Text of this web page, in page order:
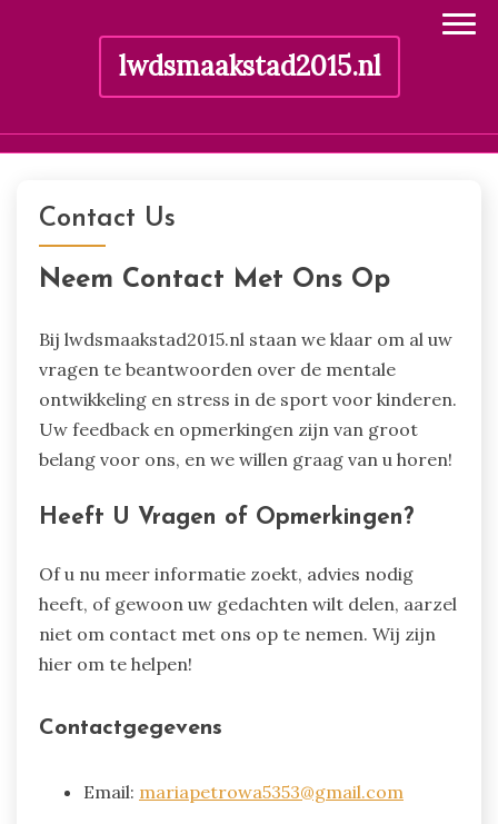
lwdsmaakstad2015.nl
contentContact Us
Neem Contact Met Ons Op
Bij lwdsmaakstad2015.nl staan we klaar om al uw
vragen te beantwoorden over de mentale
ontwikkeling en stress in de sport voor kinderen.
Uw feedback en opmerkingen zijn van groot
belang voor ons, en we willen graag van u horen!
Heeft U Vragen of Opmerkingen?
Of u nu meer informatie zoekt, advies nodig
heeft, of gewoon uw gedachten wilt delen, aarzel
niet om contact met ons op te nemen. Wij zijn
hier om te helpen!
Contactgegevens
Email: mariapetrowa5353@gmail.com